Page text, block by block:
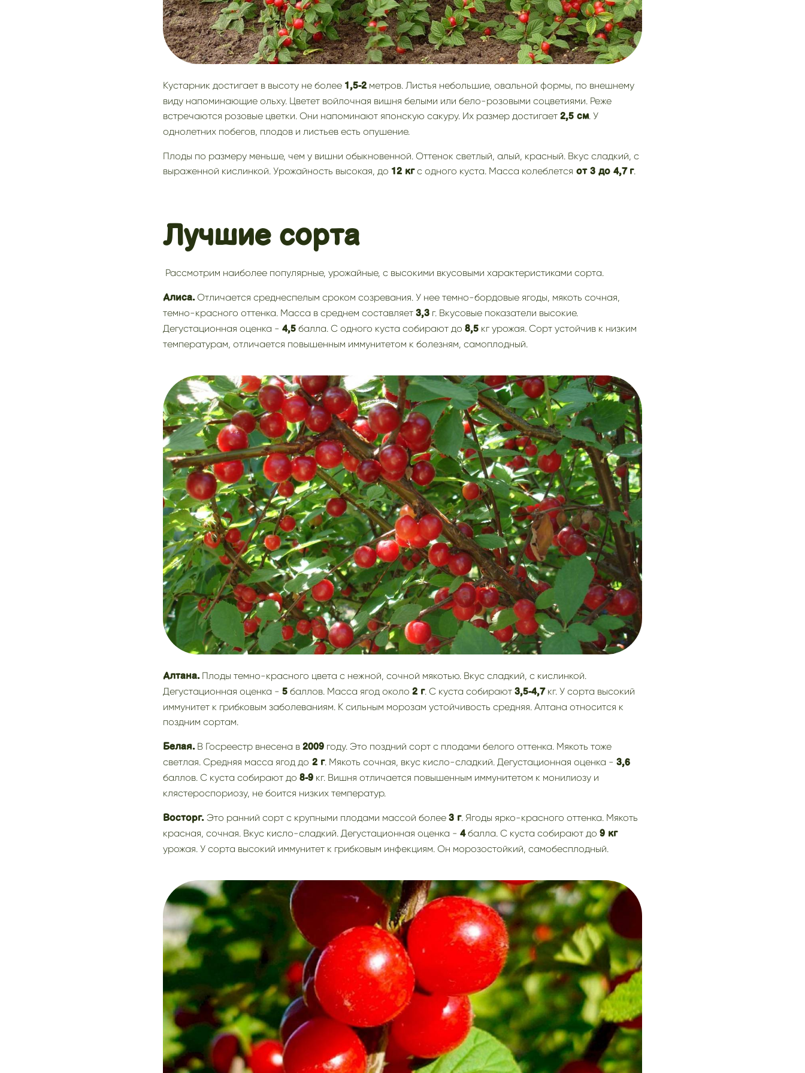
Кустарник достигает в высоту не более 1,5-2 метров. Листья небольшие, овальной формы, по внешнему
виду напоминающие ольху. Цветет войлочная вишня белыми или бело-розовыми соцветиями. Реже
встречаются розовые цветки. Они напоминают японскую сакуру. Их размер достигает 2,5 см. У
однолетних побегов, плодов и листьев есть опушение.
Плоды по размеру меньше, чем у вишни обыкновенной. Оттенок светлый, алый, красный. Вкус сладкий, с
выраженной кислинкой. Урожайность высокая, до 12 кгс одного куста. Масса колеблется от 3 до 4,7 г.
Лучшие сорта
Рассмотрим наиболее популярные, урожайные, с высокими вкусовыми характеристиками сорта.
Алиса.Отличается среднеспелым сроком созревания. У нее темно-бордовые ягоды, мякоть сочная,
темно-красного оттенка. Масса в среднем составляет 3,3 г. Вкусовые показатели высокие.
Дегустационная оценка - 4,5 балла. С одного куста собирают до 8,5 кг урожая. Сорт устойчив к низким
температурам, отличается повышенным иммунитетом к болезням, самоплодный.
Алтана.Плоды темно-красного цвета с нежной, сочной мякотью. Вкус сладкий, с кислинкой.
Дегустационная оценка - 5 баллов. Масса ягод около 2 г. С куста собирают 3,5-4,7кг. У сорта высокий
иммунитет к грибковым заболеваниям. К сильным морозам устойчивость средняя. Алтана относится к
поздним сортам.
Белая.В Госреестр внесена в 2009 году. Это поздний сорт с плодами белого оттенка. Мякоть тоже
светлая. Средняя масса ягод до 2 г. Мякоть сочная, вкус кисло-сладкий. Дегустационная оценка - 3,6
баллов. С куста собирают до 8-9 кг. Вишня отличается повышенным иммунитетом к монилиозу и
клястероспориозу, не боится низких температур.
Восторг. Это ранний сорт с крупными плодами массой более 3 г. Ягоды ярко-красного оттенка. Мякоть
красная, сочная. Вкус кисло-сладкий. Дегустационная оценка - 4балла. С куста собирают до 9 кг
урожая. У сорта высокий иммунитет к грибковым инфекциям. Он морозостойкий, самобесплодный.